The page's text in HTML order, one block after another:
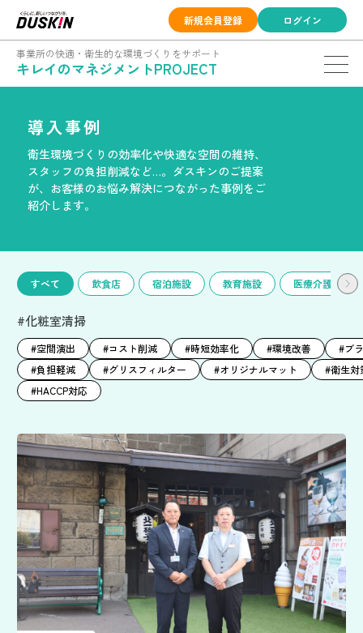
新規会員登録 ログイン
事業所の快適・衛生的な環境づくりをサポート
キレイのマネジメントPROJECT
導入事例
衛生環境づくりの効率化や快適な空間の維持、
スタッフの負担削減など…。 ダスキンのご提案
が、お客様のお悩み解決につながった事例をご
紹介します。
すべて 飲食店 宿泊施設 教育施設 医療介護施設
#化粧室清掃
#空間演出 #コスト削減 #時短効率化 #環境改善
#ブ
#負担軽減
#グリスフィルター #オリジナルマット
#衛生対
#HACCP対応